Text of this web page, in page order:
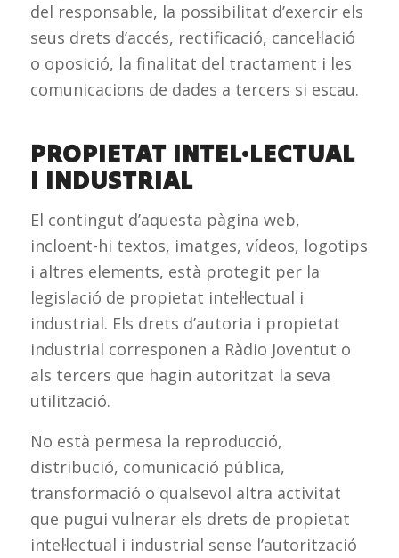
del responsable, la possibilitat d’exercir els
seus drets d’accés, rectificació, cancel·lació
o oposició, la finalitat del tractament i les
comunicacions de dades a tercers si escau.
PROPIETAT INTEL·LECTUAL
I INDUSTRIAL
El contingut d’aquesta pàgina web,
incloent-hi textos, imatges, vídeos, logotips
i altres elements, està protegit per la
legislació de propietat intel·lectual i
industrial. Els drets d’autoria i propietat
industrial corresponen a Ràdio Joventut o
als tercers que hagin autoritzat la seva
utilització.
No està permesa la reproducció,
distribució, comunicació pública,
transformació o qualsevol altra activitat
que pugui vulnerar els drets de propietat
intel·lectual i industrial sense l’autorització